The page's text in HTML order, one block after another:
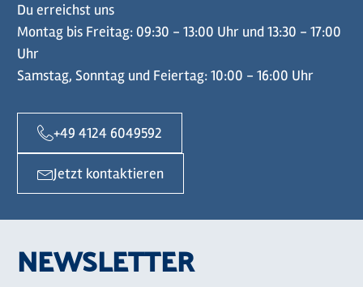
Du erreichst uns
Montag bis Freitag: 09:30 - 13:00 Uhr und 13:30 - 17:00
Uhr
Samstag, Sonntag und Feiertag: 10:00 - 16:00 Uhr
+49 4124 6049592
Jetzt kontaktieren
NEWSLETTER